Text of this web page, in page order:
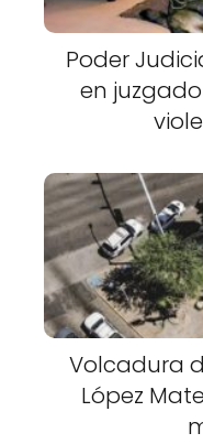
Poder
en
Volcadura
López